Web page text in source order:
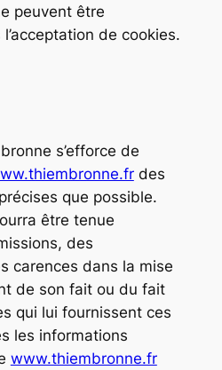
peuvent être
de cookies.
s’efforce de
des
que possible.
être tenue
des
carences dans la mise
de son fait ou du fait
qui lui fournissent ces
les informations
www.thiembronne.fr